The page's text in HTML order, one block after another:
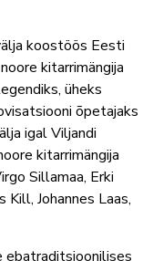
koostöös Eesti
kitarrimängija
üheks
õpetajaks
igal Viljandi
kitarrimängija
Sillamaa, Erki
Kill, Johannes Laas,
ebatraditsioonilises